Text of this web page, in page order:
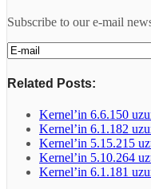
Subscribe to our e-mail
Related Posts:
Kernel’in 6.6.150
Kernel’in 6.1.182
Kernel’in 5.15.215
Kernel’in 5.10.264
Kernel’in 6.1.181